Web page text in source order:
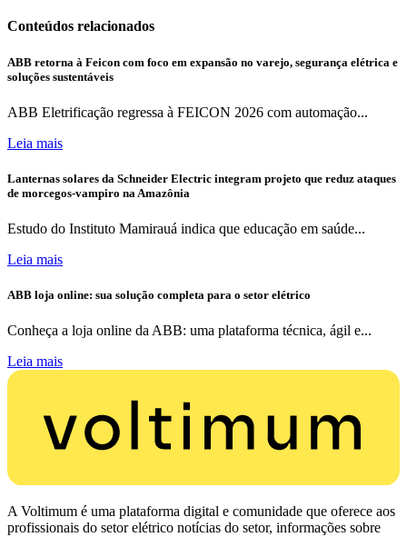
Conteúdos relacionados
ABB retorna à Feicon com foco em expansão no varejo, segurança elétrica e
soluções sustentáveis
ABB Eletrificação regressa à FEICON 2026 com automação...
Leia mais
Lanternas solares da Schneider Electric integram projeto que reduz ataques
de morcegos-vampiro na Amazônia
Estudo do Instituto Mamirauá indica que educação em saúde...
Leia mais
ABB loja online: sua solução completa para o setor elétrico
Conheça a loja online da ABB: uma plataforma técnica, ágil e...
Leia mais
A Voltimum é uma plataforma digital e comunidade que oferece aos
profissionais do setor elétrico notícias do setor, informações sobre